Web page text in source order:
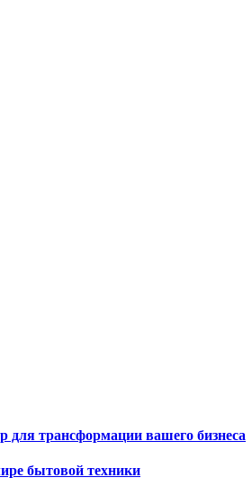
трансформации вашего бизнеса
бытовой техники